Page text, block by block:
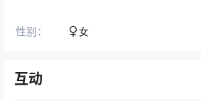
性别： 女
互动